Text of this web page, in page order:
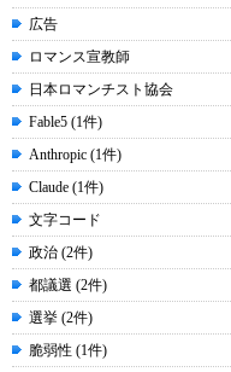
広告
ロマンス宣教師
日本ロマンチスト協会
Fable5 (1件)
Anthropic (1件)
Claude (1件)
文字コード
政治 (2件)
都議選 (2件)
選挙 (2件)
脆弱性 (1件)